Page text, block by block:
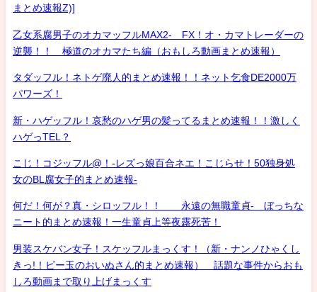
まとめ速報Z)]
乙女系腐男子のオカマッフルMAX2- FX！オ・カマトレーダーの
逆襲！！ 極道のオカマたち編（おもしろ動画まとめ速報）
タダッフル！ネトゲ廃人的まとめ速報！！ネット乞食DE2000万
パワーズ！
新・ハゲッフル！哀愁のハゲ男の髪ってるまとめ速報！！激しく
ハゲっTEL？
こじ！コジッフル@！-レズっ娘百合ネエ！こじらせ！50独身処
女のBL腐女子的まとめ速報-
何だ！何が？真・シロッフル！！ 永遠の無職童貞- ぼっちな
ニート的まとめ速報！一生童貞上等夜露死苦！
男装スケバン女子！スケッフルまっくす！（新・ナンノひゃくし
きっ!！ビー玉のおいぬさん的まとめ速報） 話題な事件からおも
しろ動画まで取り上げまっくす